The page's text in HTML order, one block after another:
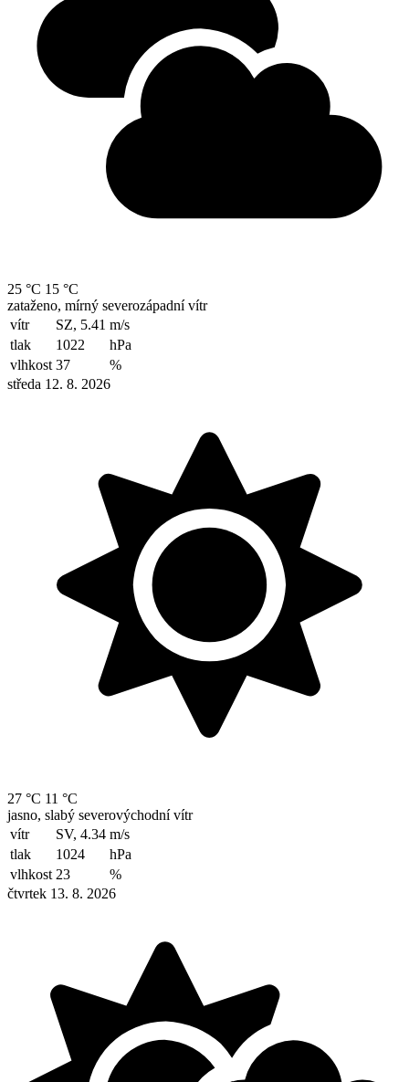
25 °C 15 °C
zataženo, mírný severozápadní vítr
vítr
SZ, 5.41 m/s
tlak
1022
hPa
vlhkost 37
%
středa 12. 8. 2026
27 °C 11 °C
jasno, slabý severovýchodní vítr
vítr
SV, 4.34 m/s
tlak
1024
hPa
vlhkost 23
%
čtvrtek 13. 8. 2026